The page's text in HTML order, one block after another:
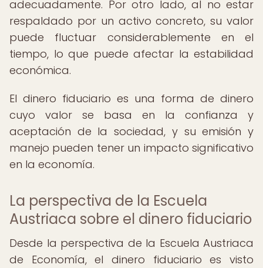
adecuadamente. Por otro lado, al no estar
respaldado por un activo concreto, su valor
puede fluctuar considerablemente en el
tiempo, lo que puede afectar la estabilidad
económica.
El dinero fiduciario es una forma de dinero
cuyo valor se basa en la confianza y
aceptación de la sociedad, y su emisión y
manejo pueden tener un impacto significativo
en la economía.
La perspectiva de la Escuela
Austriaca sobre el dinero fiduciario
Desde la perspectiva de la Escuela Austriaca
de Economía, el dinero fiduciario es visto